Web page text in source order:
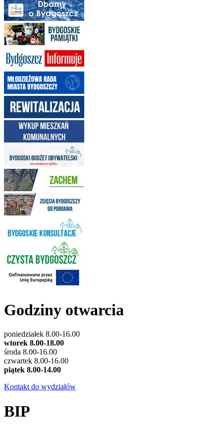
Godziny otwarcia
poniedziałek 8.00-16.00
wtorek 8.00-18.00
środa 8.00-16.00
czwartek 8.00-16.00
piątek 8.00-14.00
Kontakt do wydziałów
BIP